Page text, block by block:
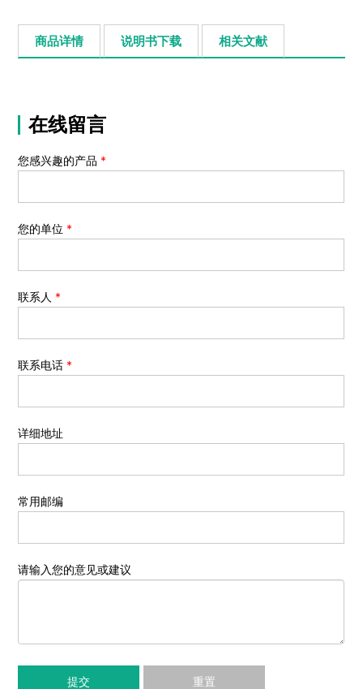
商品详情 说明书下载 相关文献
在线留言
您感兴趣的产品 *
您的单位 *
联系人 *
联系电话 *
详细地址
常用邮编
请输入您的意见或建议
提交 重置